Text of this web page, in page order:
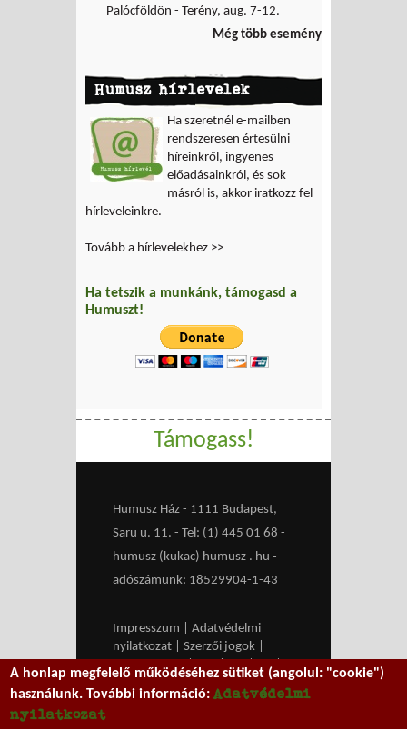
Palócföldön - Terény, aug. 7-12.
Még több esemény
Humusz hírlevelek
Ha szeretnél e-mailben
rendszeresen értesülni
híreinkről, ingyenes
előadásainkról, és sok
másról is, akkor iratkozz fel
hírleveleinkre.
Tovább a hírlevelekhez >>
Ha tetszik a munkánk, támogasd a
Humuszt!
Támogass!
Humusz Ház - 1111 Budapest,
Saru u. 11. - Tel: (1) 445 01 68 -
humusz (kukac) humusz . hu -
adószámunk: 18529904-1-43
Impresszum
Adatvédelmi
nyilatkozat
Szerzői jogok
Médiaajánlat
RSS HU| EN
A honlap megfelelő működéséhez sütiket (angolul: "cookie")
használunk. További információ:Adatvédelmi
nyilatkozat